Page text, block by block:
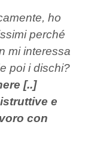
ho
perché
mi interessa
poi i dischi?
[..]
e
con